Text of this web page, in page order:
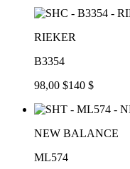
RIEKER
B3354
98,00 $140 $
NEW BALANCE
ML574